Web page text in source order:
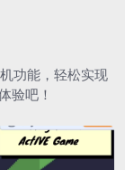
功能，轻松实现
验吧！